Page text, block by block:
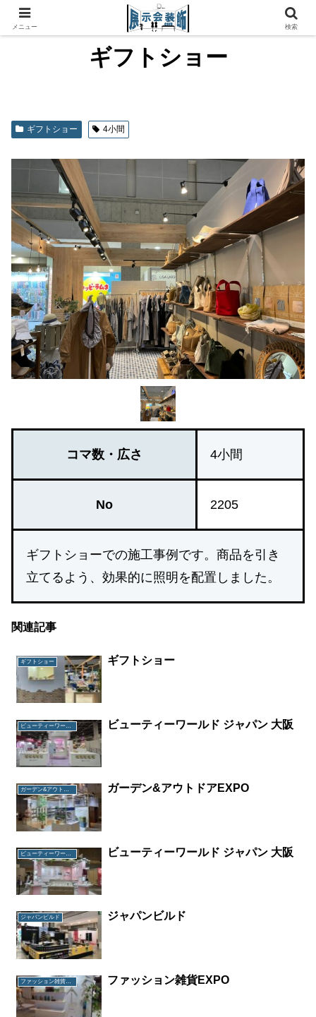
ギフトショー
ギフトショー 4小間
コマ数・広さ 4小間
No 2205
ギフトショーでの施工事例です。商品を引き
立てるよう、効果的に照明を配置しました。
関連記事
ギフトショー ギフトショー
ビューティーワールド ジャパン 大阪 ビューティーワールド ジャパン 大阪
ガーデン&アウトドアEXPO ガーデン&アウトドアEXPO
ビューティーワールド ジャパン 大阪 ビューティーワールド ジャパン 大阪
ジャパンビルド ジャパンビルド
ファッション雑貨EXPO ファッション雑貨EXPO
メニュー 検索